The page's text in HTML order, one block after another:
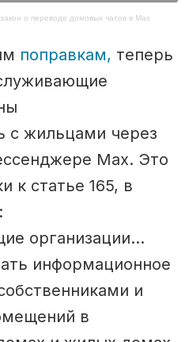
о переводе домовых чатов в Max
поправкам, теперь
с жильцами через
Max. Это
к статье 165, в
организации…
информационное
и
в